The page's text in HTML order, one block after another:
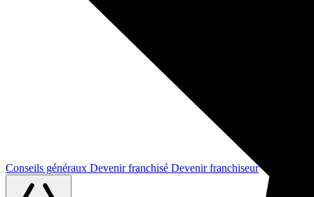
Conseils généraux Devenir franchisé Devenir franchiseur